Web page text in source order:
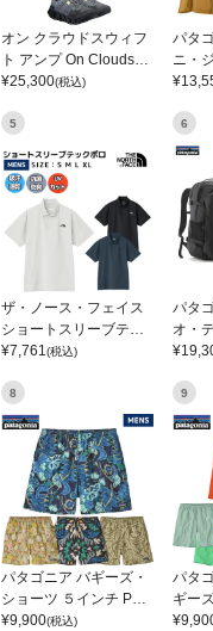
オン クラウドスウィフ
ト アンプ On Cloudswif
t Amp
¥25,300(税込)
パタ
ニ・
ONIA
¥
5
ザ・ノース・フェイス
ショートスリーブテッ
クポロ THE NORTH FA
¥7,761(税込)
6
パタ
オ・
¥
8
パタゴニア バギーズ・
ショーツ ５インチ Pata
gonia Baggies Shorts 5
¥9,900(税込)
9
パタ
ギー
チ
¥